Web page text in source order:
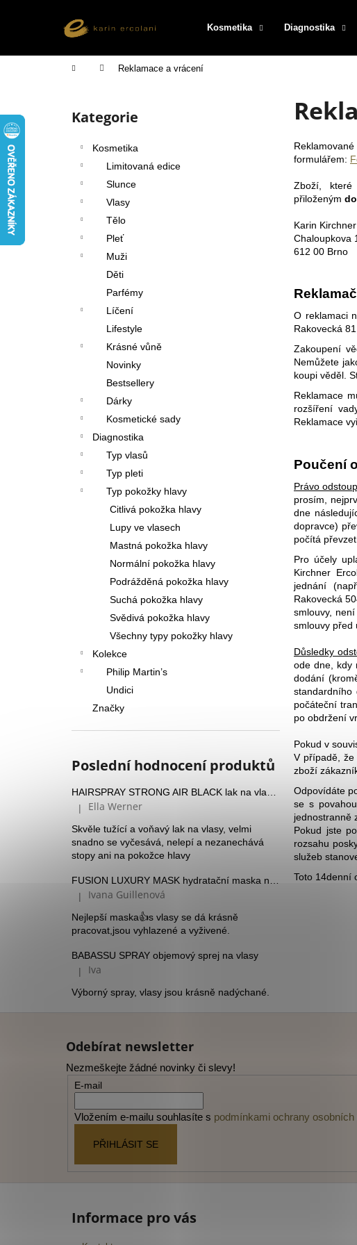
Kosmetika Diagnostika
Domů Reklamace a vrácení
Přeskočit
kategorie
Kategorie
Kosmetika
Limitovaná edice
Slunce
Vlasy
Tělo
Pleť
Muži
Děti
Parfémy
Líčení
Lifestyle
Krásné vůně
Novinky
Bestsellery
Dárky
Kosmetické sady
Diagnostika
Typ vlasů
Typ pleti
Typ pokožky hlavy
Citlivá pokožka hlavy
Lupy ve vlasech
Mastná pokožka hlavy
Normální pokožka hlavy
Podrážděná pokožka hlavy
Suchá pokožka hlavy
Svědivá pokožka hlavy
Všechny typy pokožky hlavy
Kolekce
Philip Martin’s
Undici
Značky
Poslední hodnocení produktů
Hodnocení produktu je 5 z 5 hvězdiček.
| Ella Werner
Skvěle tužící a voňavý lak na vlasy, velmi
snadno se vyčesává, nelepí a nezanechává
stopy ani na pokožce hlavy
Hodnocení produktu je 5 z 5 hvězdiček.
| Ivana Guillenová
Nejlepší maska👍s vlasy se dá krásně
pracovat,jsou vyhlazené a vyživené.
BABASSU SPRAY objemový sprej na vlasy
Hodnocení produktu je 5 z 5 hvězdiček.
| Iva
Výborný spray, vlasy jsou krásně nadýchané.
formulářem:
Zboží,
přiloženým
Karin
Chaloupkova 1
612 00 Brno
O reklamaci
Rakovecká
Zakoupení
Nemůžete
koupi věděl.
Reklamace
rozšíření
Reklamace
Poučení
Právo
prosím,
dne
dopravce)
počítá
Pro účely
Kirchner
jednání
Rakovecká
smlouvy,
smlouvy před
Důsledky
ode dne, kdy
dodání
standardního
počáteční
po obdržení
Pokud v
V případě,
zboží
Odpovídáte
se s
jednostranně
Pokud jste
rozsahu
služeb
Toto 14denní
í
Zpět
do
Zpět
do
Odebírat newsletter
Nezmeškejte žádné novinky či slevy!
E-mail
Vložením e-mailu souhlasíte s podmínkami ochrany osobních
PŘIHLÁSIT SE
Informace pro vás